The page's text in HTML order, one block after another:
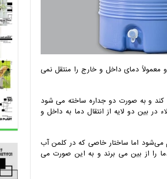
دمای داخل و خارج را منتقل نمی
کند و به صورت دو جداره ساخته می شود
بین دو لایه از انتقال دما به داخل و
می‌شود اما ساختار خاصی که در کلمن آب
را از بین می ‌برند و به این صورت می‌